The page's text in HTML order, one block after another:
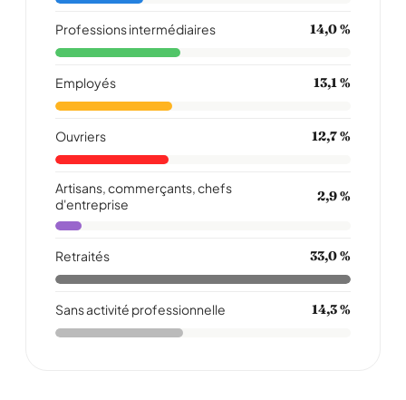
Professions intermédiaires 14,0 %
Employés 13,1 %
Ouvriers 12,7 %
Artisans, commerçants, chefs
d'entreprise
2,9 %
Retraités 33,0 %
Sans activité professionnelle 14,3 %